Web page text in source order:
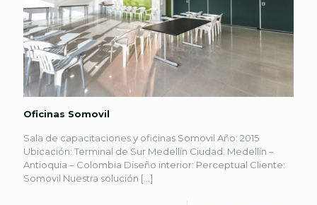
Oficinas Somovil
Sala de capacitaciones y oficinas Somovil Año: 2015
Ubicación: Terminal de Sur Medellín Ciudad: Medellín –
Antioquia – Colombia Diseño interior: Perceptual Cliente:
Somovil Nuestra solución […]